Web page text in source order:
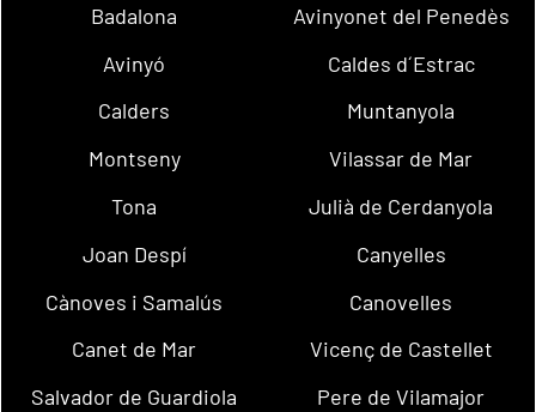
Badalona
Avinyonet del Penedès
Avinyó
Caldes d´Estrac
Calders
Muntanyola
Montseny
Vilassar de Mar
Tona
Julià de Cerdanyola
Joan Despí
Canyelles
Cànoves i Samalús
Canovelles
Canet de Mar
Vicenç de Castellet
Salvador de Guardiola
Pere de Vilamajor